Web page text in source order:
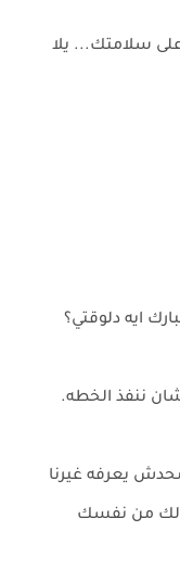
على سلامتك... يلا
ايه دلوقتي؟
ننفذ الخطه.
يعرفه غيرنا
خلي بالك من نفسك